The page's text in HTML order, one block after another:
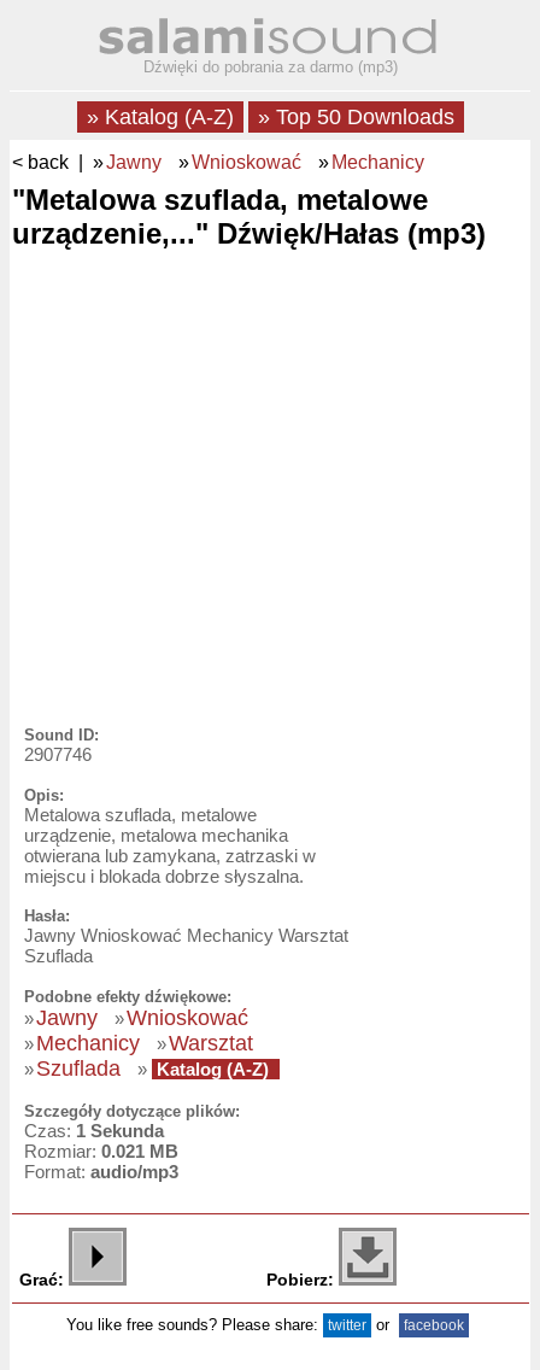
Dźwięki do pobrania za darmo (mp3)
» Katalog (A-Z) » Top 50 Downloads
< back | »Jawny »Wnioskować » Mechanicy
"Metalowa szuflada, metalowe
urządzenie,..." Dźwięk/Hałas (mp3)
Sound ID:
2907746
Opis:
Metalowa szuflada, metalowe
urządzenie, metalowa mechanika
otwierana lub zamykana, zatrzaski w
miejscu i blokada dobrze słyszalna.
Hasła:
Jawny Wnioskować Mechanicy Warsztat
Szuflada
Podobne efekty dźwiękowe:
»Jawny »Wnioskować
»Mechanicy »Warsztat
»Szuflada » Katalog (A-Z)
Szczegóły dotyczące plików:
Czas: 1 Sekunda
Rozmiar: 0.021 MB
Format: audio/mp3
Grać: Pobierz:
You like free sounds? Please share: twitter or facebook